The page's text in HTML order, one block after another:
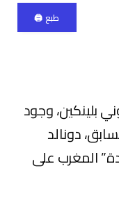
طبع 🖨
بلينكين، وجود
دونالد
المغرب على